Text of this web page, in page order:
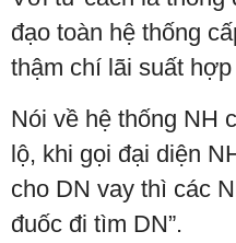
đạo toàn hệ thống
thậm chí lãi suất hợp
Nói về hệ thống NH
lộ, khi gọi đại diện
cho DN vay thì các
đuốc đi tìm DN”.